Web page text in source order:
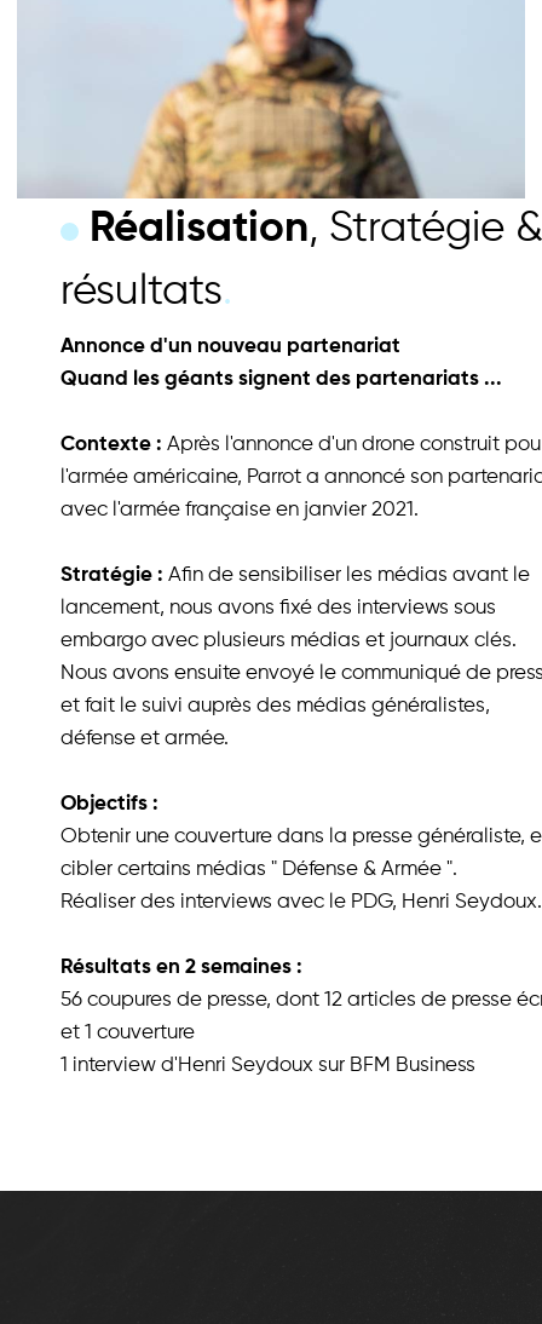
Réalisation, Stratégie
résultats.
Annonce d'un nouveau partenariat
Quand les géants signent des partenariats ...
Contexte :Après l'annonce d'un drone construit
l'armée américaine, Parrot a annoncé son
avec l'armée française en janvier 2021.
Stratégie : Afin de sensibiliser les médias avant le
lancement, nous avons fixé des interviews sous
embargo avec plusieurs médias et journaux clés.
Nous avons ensuite envoyé le communiqué de
et fait le suivi auprès des médias généralistes,
défense et armée.
Objectifs :
Obtenir une couverture dans la presse généraliste,
cibler certains médias " Défense & Armée ".
Réaliser des interviews avec le PDG, Henri Seydoux.
Résultats en 2 semaines :
56 coupures de presse, dont 12 articles de presse
et 1 couverture
1 interview d'Henri Seydoux sur BFM Business